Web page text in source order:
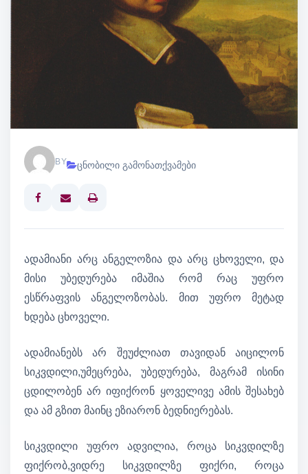
BY ცნობილი გამონათქვამები
Print
ადამიანი არც ანგელოზია და არც ცხოველი, და
მისი უბედურება იმაშია რომ რაც უფრო
ესწრაფვის ანგელოზობას. მით უფრო მეტად
ხდება ცხოველი.
ადამიანებს არ შეუძლიათ თავიდან აიცილონ
სიკვდილი,უმეცრება, უბედურება, მაგრამ ისინი
ცდილობენ არ იფიქრონ ყოველივე ამის შესახებ
და ამ გზით მაინც ეზიარონ ბედნიერებას.
სიკვდილი უფრო ადვილია, როცა სიკვდილზე
ფიქრობ,ვიდრე სიკვდილზე ფიქრი, როცა